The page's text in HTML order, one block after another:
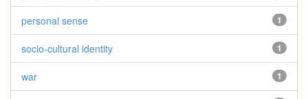
1
personal sense
1
socio-cultural identity
1
war